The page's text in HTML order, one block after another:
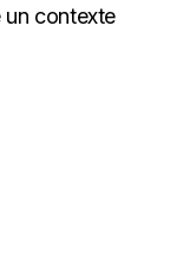
un contexte